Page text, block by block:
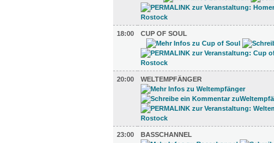
18:00 CUP OF SOUL
20:00 WELTEMPFÄNGER
23:00 BASSCHANNEL